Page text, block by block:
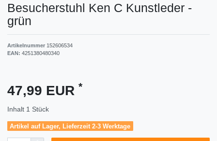
Besucherstuhl Ken C Kunstleder -
grün
Artikelnummer 152606534
EAN: 4251380480340
47,99 EUR *
Inhalt 1 Stück
Artikel auf Lager, Lieferzeit 2-3 Werktage